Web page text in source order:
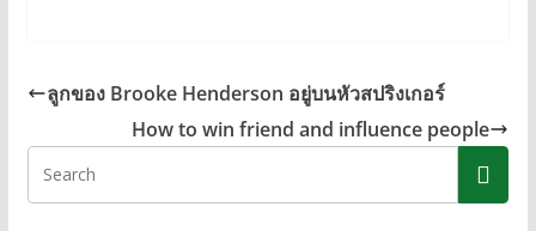
b
o
o
k
e
n
g
er
y
Li
n
k
ลูกของ Brooke Henderson อยู่บนหัวสปริงเกอร์
How to win friend and influence people